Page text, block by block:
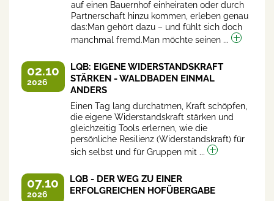
auf einen Bauernhof einheiraten oder durch
Partnerschaft hinzu kommen, erleben genau
das:Man gehört dazu – und fühlt sich doch
manchmal fremd.Man möchte seinen ...
02.10
2026
LQB: EIGENE WIDERSTANDSKRAFT
STÄRKEN - WALDBADEN EINMAL
ANDERS
Einen Tag lang durchatmen, Kraft schöpfen,
die eigene Widerstandskraft stärken und
gleichzeitig Tools erlernen, wie die
persönliche Resilienz (Widerstandskraft) für
sich selbst und für Gruppen mit ...
07.10
2026
LQB - DER WEG ZU EINER
ERFOLGREICHEN HOFÜBERGABE